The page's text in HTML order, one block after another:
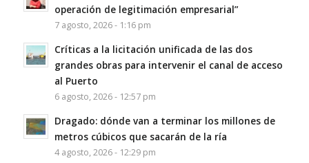
operación de legitimación empresarial”
7 agosto, 2026 - 1:16 pm
Críticas a la licitación unificada de las dos
grandes obras para intervenir el canal de acceso
al Puerto
6 agosto, 2026 - 12:57 pm
Dragado: dónde van a terminar los millones de
metros cúbicos que sacarán de la ría
4 agosto, 2026 - 12:29 pm